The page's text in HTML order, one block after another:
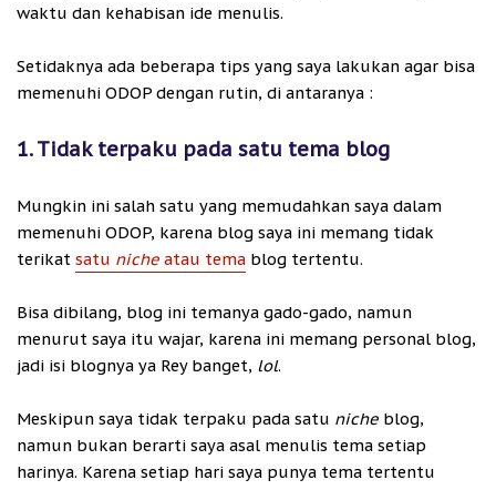
waktu dan kehabisan ide menulis.
Setidaknya ada beberapa tips yang saya lakukan agar bisa
memenuhi ODOP dengan rutin, di antaranya :
1. Tidak terpaku pada satu tema blog
Mungkin ini salah satu yang memudahkan saya dalam
memenuhi ODOP, karena blog saya ini memang tidak
terikat satu niche atau tema blog tertentu.
Bisa dibilang, blog ini temanya gado-gado, namun
menurut saya itu wajar, karena ini memang personal blog,
jadi isi blognya ya Rey banget, lol.
Meskipun saya tidak terpaku pada satu niche blog,
namun bukan berarti saya asal menulis tema setiap
harinya. Karena setiap hari saya punya tema tertentu